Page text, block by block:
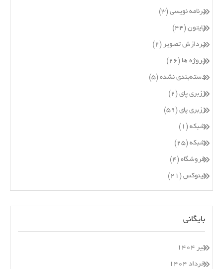
برنامه نویسی (۳)
پایتون (۴۴)
پردازش تصویر (۲)
پروژه ها (۲۶)
دسته‌بندی نشده (۵)
رزبری پای (۲)
رزبری پای (۵۹)
شبکه (۱)
شبکه (۲۵)
فروشگاه (۴)
لینوکس (۲۱)
بایگانی
تیر ۱۴۰۴
خرداد ۱۴۰۴